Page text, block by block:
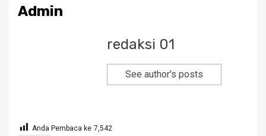
Admin
redaksi 01
See author's posts
Anda Pembaca ke 7,542